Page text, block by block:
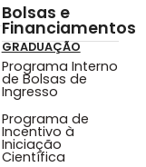
Bolsas e
Financiamentos
GRADUAÇÃO
Programa Interno
de Bolsas de
Ingresso
Programa de
Incentivo à
Iniciação
Científica